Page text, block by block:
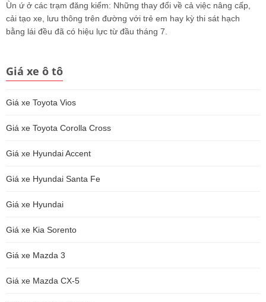
Ùn ứ ở các trạm đăng kiểm: Những thay đổi về cả việc nâng cấp,
cải tạo xe, lưu thông trên đường với trẻ em hay kỳ thi sát hạch
bằng lái đều đã có hiệu lực từ đầu tháng 7.
Giá xe ô tô
Giá xe Toyota Vios
Giá xe Toyota Corolla Cross
Giá xe Hyundai Accent
Giá xe Hyundai Santa Fe
Giá xe Hyundai
Giá xe Kia Sorento
Giá xe Mazda 3
Giá xe Mazda CX-5